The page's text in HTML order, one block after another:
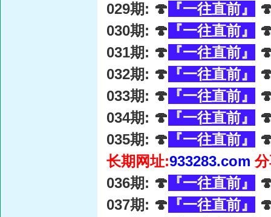
029期: 🍄 『一往直前』
030期: 🍄 『一往直前』
031期: 🍄 『一往直前』
032期: 🍄 『一往直前』
033期: 🍄 『一往直前』
034期: 🍄 『一往直前』
035期: 🍄 『一往直前』
长期网址:933283.com
036期: 🍄 『一往直前』
037期: 🍄 『一往直前』